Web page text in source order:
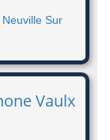
Sur
Vaulx